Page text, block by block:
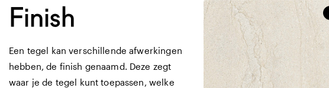
Finish
Een tegel kan verschillende afwerkingen
hebben, de finish genaamd. Deze zegt
waar je de tegel kunt toepassen, welke